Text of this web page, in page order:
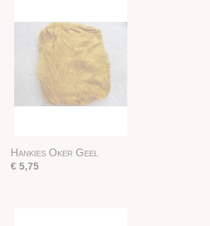
Hankies Oker Geel
€ 5,75